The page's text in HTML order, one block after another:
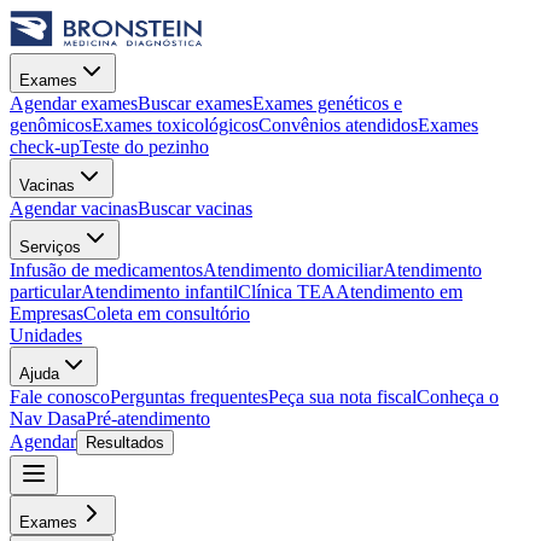
Exames
Agendar examesBuscar examesExames genéticos e
genômicosExames toxicológicosConvênios atendidosExames
check-upTeste do pezinho
Vacinas
Agendar vacinasBuscar vacinas
Serviços
Infusão de medicamentosAtendimento domiciliarAtendimento
particularAtendimento infantilClínica TEAAtendimento em
EmpresasColeta em consultório
Unidades
Ajuda
Fale conoscoPerguntas frequentesPeça sua nota fiscalConheça o
Nav DasaPré-atendimento
Agendar
Resultados
Exames